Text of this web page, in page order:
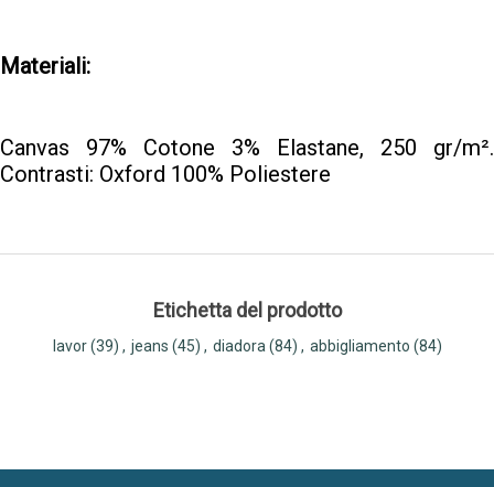
Materiali:
Canvas 97% Cotone 3% Elastane, 250 gr/m².
Contrasti: Oxford 100% Poliestere
Etichetta del prodotto
lavor (39) , jeans (45) , diadora (84) , abbigliamento (84)